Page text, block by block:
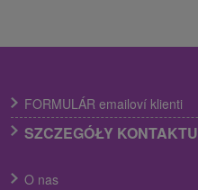
FORMULÁR emailoví klienti
SZCZEGÓŁY KONTAKTU
O nas